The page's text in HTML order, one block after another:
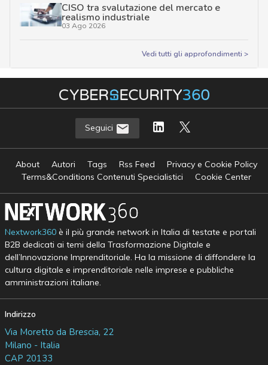
CISO tra svalutazione del mercato e
realismo industriale
03 Ago 2026
Vedi tutti gli approfondimenti >
Seguici
About Autori Tags Rss Feed
Privacy e Cookie Policy
Terms&Conditions Contenuti Specialistici
Cookie Center
Nextwork360è il più grande network in Italia di testate e portali
B2B dedicati ai temi della Trasformazione Digitale e
dell’Innovazione Imprenditoriale. Ha la missione di diffondere la
cultura digitale e imprenditoriale nelle imprese e pubbliche
amministrazioni italiane.
Indirizzo
Via Moretto da Brescia, 22
Milano - Italia
CAP 20133